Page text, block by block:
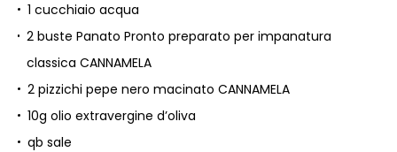
1 cucchiaio acqua
2 buste Panato Pronto preparato per impanatura
classica CANNAMELA
2 pizzichi pepe nero macinato CANNAMELA
10g olio extravergine d’oliva
qb sale